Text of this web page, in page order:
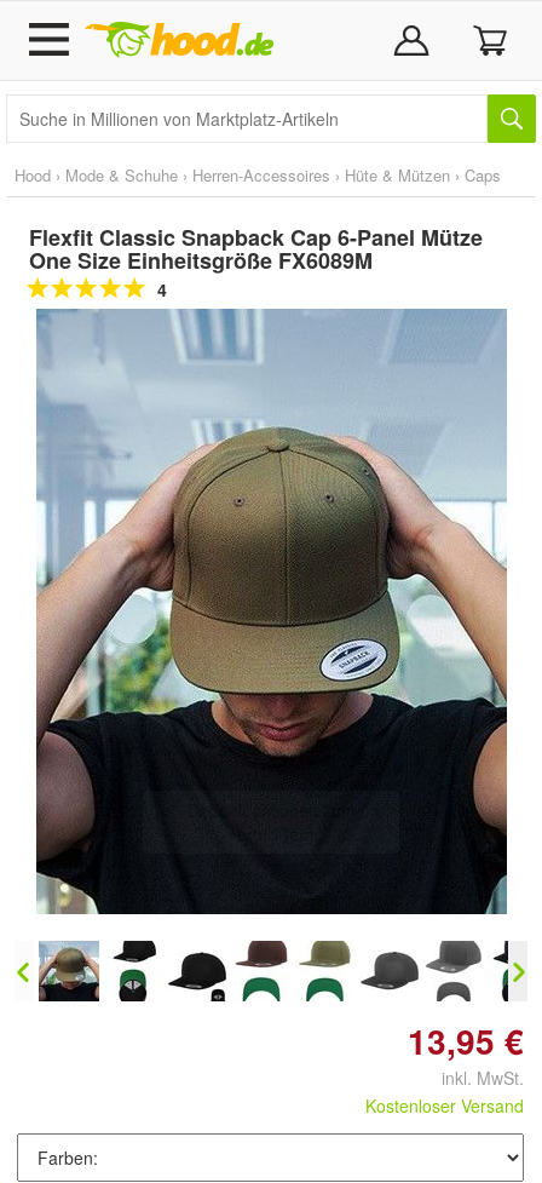
Hood › Mode & Schuhe › Herren-Accessoires › Hüte & Mützen › Caps
Flexfit Classic Snapback Cap 6-Panel Mütze
One Size Einheitsgröße FX6089M
4
13,95 €
inkl. MwSt.
Kostenloser Versand